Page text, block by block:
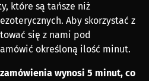
które są tańsze niż
Aby skorzystać z
się z nami pod
określoną ilość minut.
wynosi 5 minut, co